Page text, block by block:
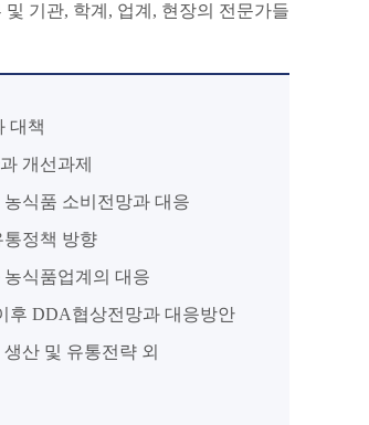
기관, 학계, 업계, 현장의 전문가들
대책
개선과제
식품 소비전망과 대응
정책 방향
식품업계의 대응
후 DDA협상전망과 대응방안
산 및 유통전략 외